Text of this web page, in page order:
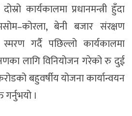
कार्यकालमा प्रधानमन्त्री हुँदा
बेनी बजार संरक्षण
गर्दै पछिल्लो कार्यकालमा
लागि विनियोजन गरेको रु दुई
बहुवर्षीय योजना कार्यान्वयन
।